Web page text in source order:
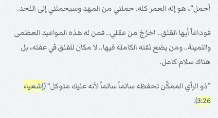
أحمل“، هو إله العمر كله. حملني من المهد وسيحملني إلى اللحد.
فوداعاً أيها القلق.. اخرُجْ من عقلي.. فمن له هذه المواعيد العظمى
والثمينة.. ومن يضع ثقته الكاملة فيها.. لا مكان للقلق في عقله، بل
هناك سلام كامل.
”ذو الرأي الممكَّن تحفظه سالماً سالماً لأنه عليك متوكل“ (إشعياء
3:26
).